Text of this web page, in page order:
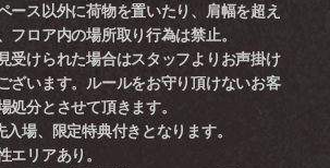
ース以外に荷物を置いたり、肩幅を超え
フロア内の場所取り行為は禁止。
受けられた場合はスタッフよりお声掛け
ざいます。ルールをお守り頂けないお客
処分とさせて頂きます。
入場、限定特典付きとなります。
エリアあり。